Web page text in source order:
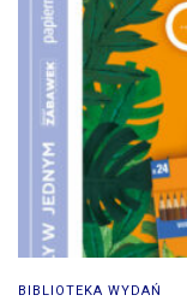
BIBLIOTEKA WYDAŃ